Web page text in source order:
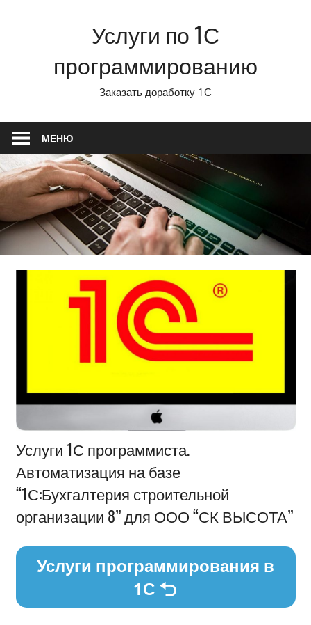
Услуги по 1С
программированию
Заказать доработку 1С
МЕНЮ
Информация
Услуги 1С программиста.
Автоматизация на базе
“1С:Бухгалтерия строительной
организации 8” для ООО “СК ВЫСОТА”
Услуги программирования в
1С